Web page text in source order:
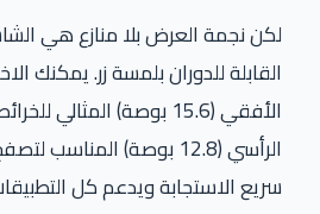
لكن نجمة العرض بلا منازع هي
القابلة للدوران بلمسة زر. يمكنك
الأفقي (15.6 بوصة)
الرأسي (12.8 بوصة) المناسب
سريع الاستجابة ويدعم كل